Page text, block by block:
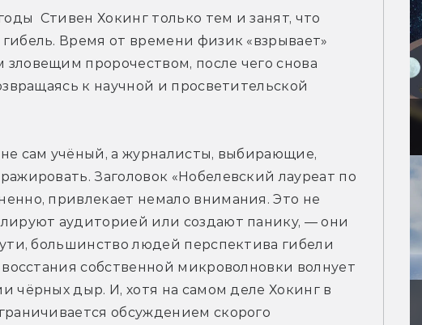
Стивен Хокинг только тем и занят, что
Время от времени физик «взрывает»
пророчеством, после чего снова
к научной и просветительской
сам учёный, а журналисты, выбирающие,
Заголовок «Нобелевский лауреат по
привлекает немало внимания. Это не
аудиторией или создают панику, — они
большинство людей перспектива гибели
собственной микроволновки волнует
чёрных дыр. И, хотя на самом деле Хокинг в
обсуждением скорого